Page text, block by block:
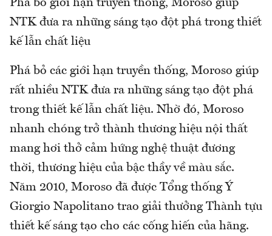
Phá bỏ giới hạn truyền thống, Moroso giúp
NTK đưa ra những sáng tạo đột phá trong thiết
kế lẫn chất liệu
Phá bỏ các giới hạn truyền thống, Moroso giúp
rất nhiều NTK đưa ra những sáng tạo đột phá
trong thiết kế lẫn chất liệu. Nhờ đó, Moroso
nhanh chóng trở thành thương hiệu nội thất
mang hơi thở cảm hứng nghệ thuật đương
thời, thương hiệu của bậc thầy về màu sắc.
Năm 2010, Moroso đã được Tổng thống Ý
Giorgio Napolitano trao giải thưởng Thành tựu
thiết kế sáng tạo cho các cống hiến của hãng.